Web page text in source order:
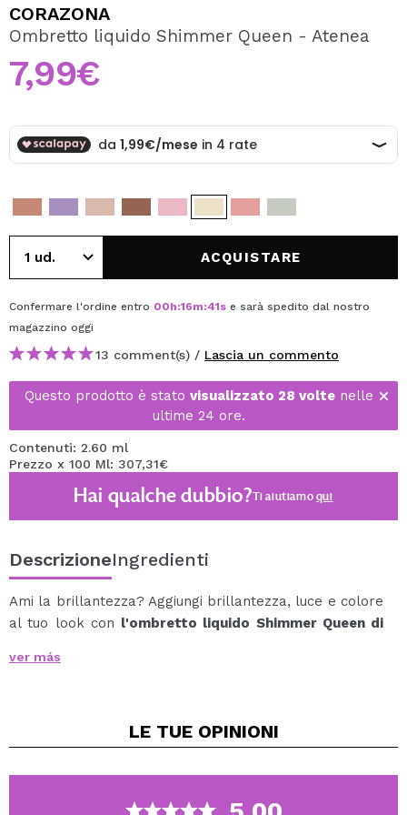
Creando un account su Maquibeauty.it potrai fare i tuoi
acquisti velocemente, controllare lo stato dei tuoi ordini e
consultare le tue operazioni precedenti.
CREARE UN ACCOUNT
CORAZONA
Ombretto liquido Shimmer Queen - Atenea
7,99€
ACQUISTARE
Confermare l'ordine entro 00h:16m:40s e sarà spedito dal nostro
magazzino oggi
13 comment(s) / Lascia un commento
Questo prodotto è stato visualizzato 28 volte nelle
ultime 24 ore.
Contenuti: 2.60 ml
Prezzo x 100 Ml: 307,31€
Hai qualche dubbio?Ti aiutiamoqui
DescrizioneIngredienti
Ami la brillantezza? Aggiungi brillantezza, luce e colore
al tuo look con l'ombretto liquido Shimmer Queen di
Divertiti e crea i look più festosi e abbaglianti con quelli
La sua texture liquida rende questo ombretto
per ore. Una volta asciutto, rimarrà intatto sulla
ver más
LE TUE OPINIONI